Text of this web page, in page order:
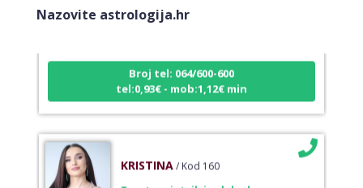
Nazovite astrologija.hrTarot savjetnik je slobodan
Broj tel: 064/600-600
tel:0,93€ - mob:1,12€ min